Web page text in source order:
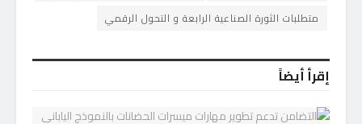
متطلبات الثورة الصناعية الرابعة و التحول الرقمي
إقرأ أيضاً